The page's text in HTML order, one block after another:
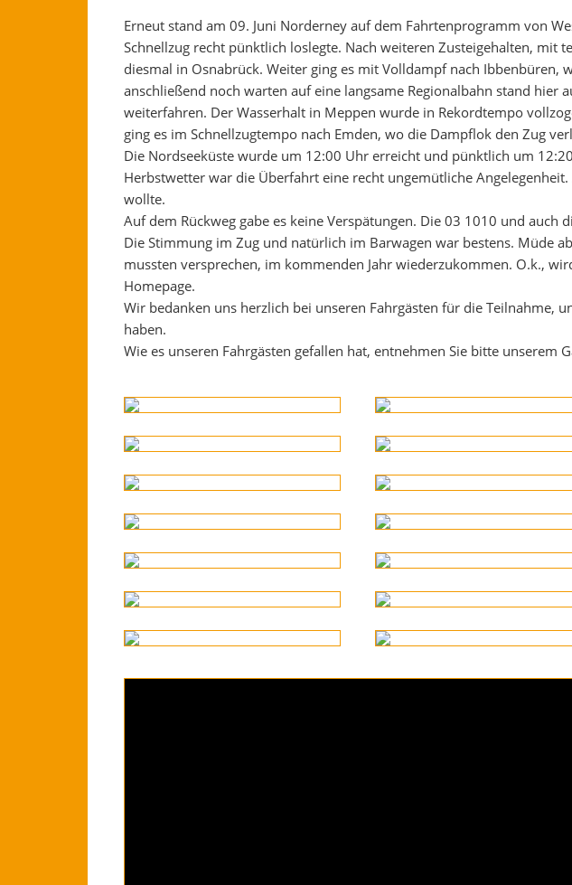
Erneut stand am 09. Juni Norderney auf dem Fahrtenprogramm von
Schnellzug recht pünktlich loslegte. Nach weiteren Zusteigehalten, mit
diesmal in Osnabrück. Weiter ging es mit Volldampf nach
anschließend noch warten auf eine langsame Regionalbahn stand
weiterfahren. Der Wasserhalt in Meppen wurde in Rekordtempo
ging es im Schnellzugtempo nach Emden, wo die Dampflok den Zug
Die Nordseeküste wurde um 12:00 Uhr erreicht und pünktlich um
Herbstwetter war die Überfahrt eine recht ungemütliche
wollte.
Auf dem Rückweg gabe es keine Verspätungen. Die 03 1010 und auch
Die Stimmung im Zug und natürlich im Barwagen war bestens. Müde
mussten versprechen, im kommenden Jahr wiederzukommen. O.k.,
Homepage.
Wir bedanken uns herzlich bei unseren Fahrgästen für die Teilnahme,
haben.
Wie es unseren Fahrgästen gefallen hat, entnehmen Sie bitte unserem